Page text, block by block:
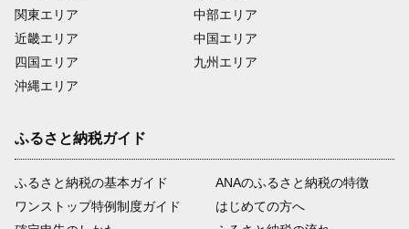
関東エリア
近畿エリア
四国エリア
沖縄エリア
中部エリア
中国エリア
九州エリア
ふるさと納税ガイド
ふるさと納税の基本ガイド
ワンストップ特例制度ガイド
ANAのふるさと納税の特徴
はじめての方へ